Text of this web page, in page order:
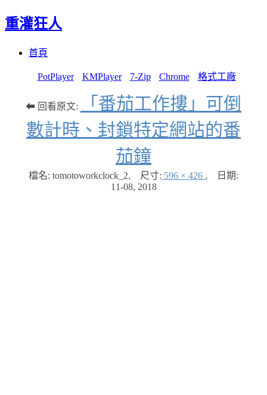
重灌狂人
首頁
PotPlayer KMPlayer 7-Zip Chrome 格式工廠
⬅ 回看原文:
「番茄工作摟」可倒
數計時、封鎖特定網站的番
茄鐘
檔名: tomotoworkclock_2, 尺寸: 596 × 426 ,
日期:
11-08, 2018